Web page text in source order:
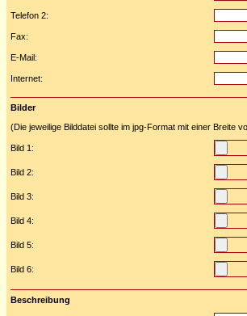
Telefon 2:
Fax:
E-Mail:
Internet:
Bilder
(Die jeweilige Bilddatei sollte im jpg-Format mit einer Breite
Bild 1:
Bild 2:
Bild 3:
Bild 4:
Bild 5:
Bild 6:
Beschreibung